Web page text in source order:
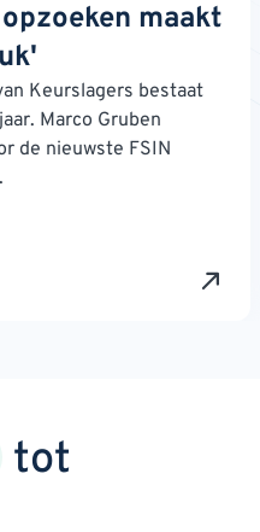
maakt
Keurslagers bestaat
Marco Gruben
de nieuwste FSIN
tot